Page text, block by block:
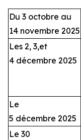
Du 3 octobre au
14 novembre 2025
Les 2, 3,et
4 décembre 2025
Le
5 décembre 2025
Le 30